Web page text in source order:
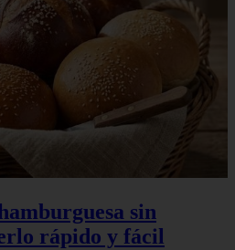
sin
rápido y fácil